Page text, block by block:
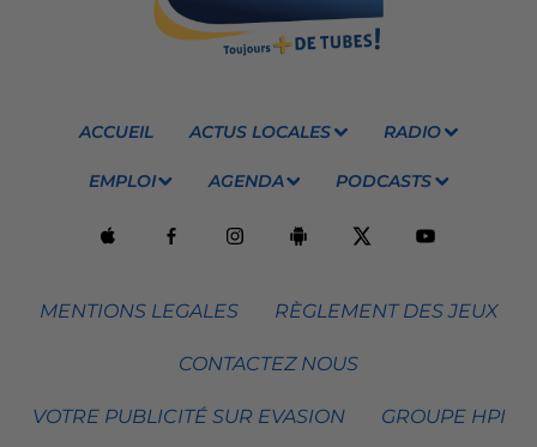
ACCUEIL ACTUS LOCALES RADIO
EMPLOI AGENDA PODCASTS
MENTIONS LEGALES RÈGLEMENT DES JEUX
CONTACTEZ NOUS
VOTRE PUBLICITÉ SUR EVASION GROUPE HPI